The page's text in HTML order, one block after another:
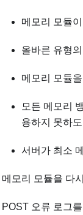
메모리 모듈
올바른 유형
메모리 모듈
모든 메모리
용하지 못하
서버가 최소
메모리 모듈을 다
POST 오류 로그